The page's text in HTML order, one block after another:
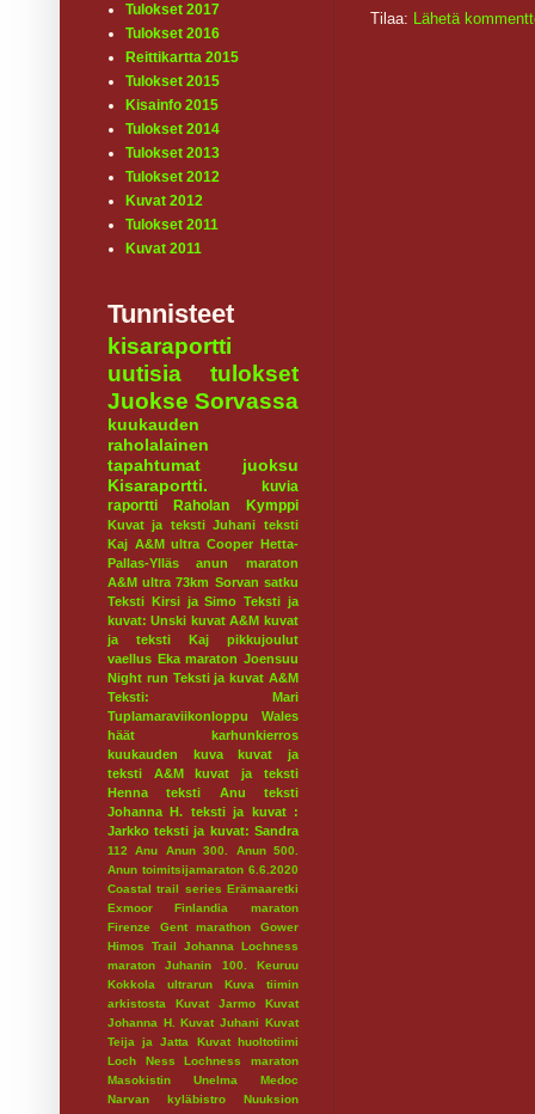
Tilaa: Lähetä
Tulokset 2017
Tulokset 2016
Reittikartta 2015
Tulokset 2015
Kisainfo 2015
Tulokset 2014
Tulokset 2013
Tulokset 2012
Kuvat 2012
Tulokset 2011
Kuvat 2011
Tunnisteet
kisaraportti
uutisia
tulokset
Juokse Sorvassa
kuukauden
raholalainen
tapahtumat
juoksu
Kisaraportti.
kuvia
raportti
Raholan Kymppi
Kuvat ja teksti Juhani teksti
Kaj A&M ultra Cooper Hetta-
Pallas-Ylläs
anun maraton
A&M ultra 73km Sorvan satku
Teksti Kirsi ja Simo Teksti ja
kuvat: Unski kuvat A&M kuvat
ja teksti Kaj
pikkujoulut
vaellus Eka maraton Joensuu
Night run Teksti ja kuvat A&M
Teksti: Mari
Tuplamaraviikonloppu
Wales
häät
karhunkierros
kuukauden kuva
kuvat ja
teksti A&M
kuvat ja teksti
Henna
teksti Anu
teksti
Johanna H. teksti ja kuvat :
Jarkko teksti ja kuvat: Sandra
112 Anu Anun 300.
Anun 500.
Anun toimitsijamaraton 6.6.2020
Coastal trail series Erämaaretki
Exmoor
Finlandia maraton
Firenze
Gent marathon
Gower
Himos Trail
Johanna Lochness
maraton
Juhanin 100.
Keuruu
Kokkola ultrarun
Kuva tiimin
arkistosta
Kuvat Jarmo
Kuvat
Johanna H.
Kuvat Juhani Kuvat
Teija ja Jatta
Kuvat huoltotiimi
Loch Ness
Lochness maraton
Masokistin Unelma
Medoc
Narvan kyläbistro
Nuuksion